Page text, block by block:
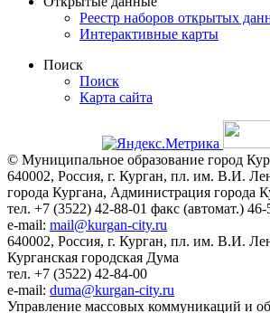
Реестр наборов открытых
Интерактивные карты
Поиск
Поиск
Карта сайта
© Муниципальное образование город
640002, Россия, г. Курган, пл. им. В.И.
города Кургана, Администрация города
тел. +7 (3522) 42-88-01 факс (автомат.) 46-
e-mail: mail@kurgan-city.ru
640002, Россия, г. Курган, пл. им. В.И.
Курганская городская Дума
тел. +7 (3522) 42-84-00
e-mail: duma@kurgan-city.ru
Управление массовых коммуникаций и